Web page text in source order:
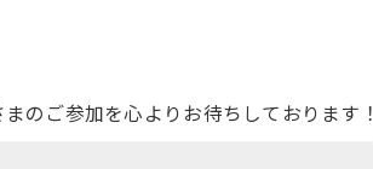
のご参加を心よりお待ちしております！